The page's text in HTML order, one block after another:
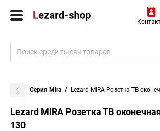
Серия Mira Lezard MIRA Розетка ТВ
Lezard MIRA Розетка ТВ
130